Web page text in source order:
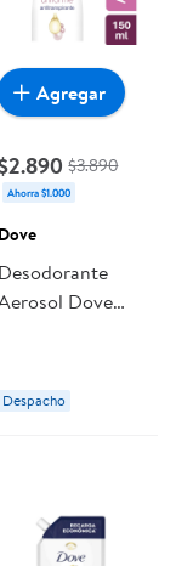
$3.890
Ahorra $1.000
Dove
Desodorante
Dove
Despacho
Agregar